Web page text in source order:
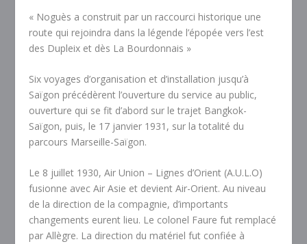
« Noguès a construit par un raccourci historique une
route qui rejoindra dans la légende l’épopée vers l’est
des Dupleix et dès La Bourdonnais »
Six voyages d’organisation et d’installation jusqu’à
Saïgon précédèrent l’ouverture du service au public,
ouverture qui se fit d’abord sur le trajet Bangkok-
Saïgon, puis, le 17 janvier 1931, sur la totalité du
parcours Marseille-Saïgon.
Le 8 juillet 1930, Air Union – Lignes d’Orient (A.U.L.O)
fusionne avec Air Asie et devient Air-Orient. Au niveau
de la direction de la compagnie, d’importants
changements eurent lieu. Le colonel Faure fut remplacé
par Allègre. La direction du matériel fut confiée à